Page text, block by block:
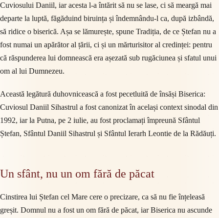
Cuviosului Daniil, iar acesta l-a întărit să nu se lase, ci să meargă mai
departe la luptă, făgăduind biruința și îndemnându-l ca, după izbândă,
să ridice o biserică. Așa se lămurește, spune Tradiția, de ce Ștefan nu a
fost numai un apărător al țării, ci și un mărturisitor al credinței: pentru
că răspunderea lui domnească era așezată sub rugăciunea și sfatul unui
om al lui Dumnezeu.
Această legătură duhovnicească a fost pecetluită de însăși Biserica:
Cuviosul Daniil Sihastrul a fost canonizat în același context sinodal din
1992, iar la Putna, pe 2 iulie, au fost proclamați împreună Sfântul
Ștefan, Sfântul Daniil Sihastrul și Sfântul Ierarh Leontie de la Rădăuți.
Un sfânt, nu un om fără de păcat
Cinstirea lui Ștefan cel Mare cere o precizare, ca să nu fie înțeleasă
greșit. Domnul nu a fost un om fără de păcat, iar Biserica nu ascunde